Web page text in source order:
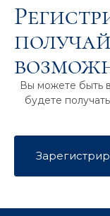
Вы можете быть
будете